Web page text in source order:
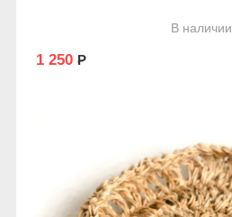
В наличии
1 250 Р